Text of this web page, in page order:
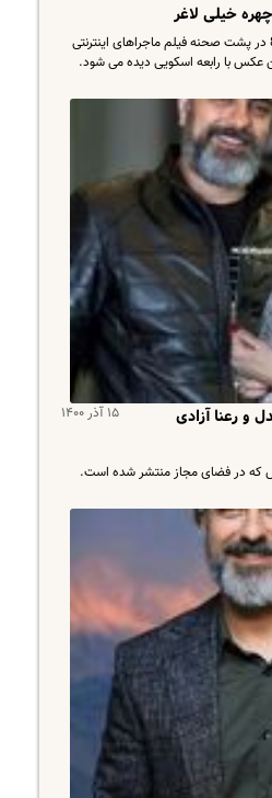
خیلی لاغر
عکس زیر از مهدی پاکدل در سال 83 در پشت صحنه فیلم ماجراهای اینترنتی
با رابعه اسکویی دیده می شود.
۱۵ آذر ۱۴۰۰
و رعنا آزادی
که در فضای مجاز منتشر شده است.